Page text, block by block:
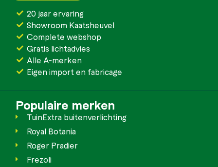
20 jaar ervaring
Showroom Kaatsheuvel
Complete webshop
Gratis lichtadvies
Alle A-merken
Eigen import en fabricage
Populaire merken
TuinExtra buitenverlichting
Royal Botania
Roger Pradier
Frezoli